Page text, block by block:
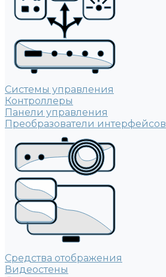
Системы управления
Контроллеры
Панели управления
Преобразователи интерфейсов
Средства отображения
Видеостены